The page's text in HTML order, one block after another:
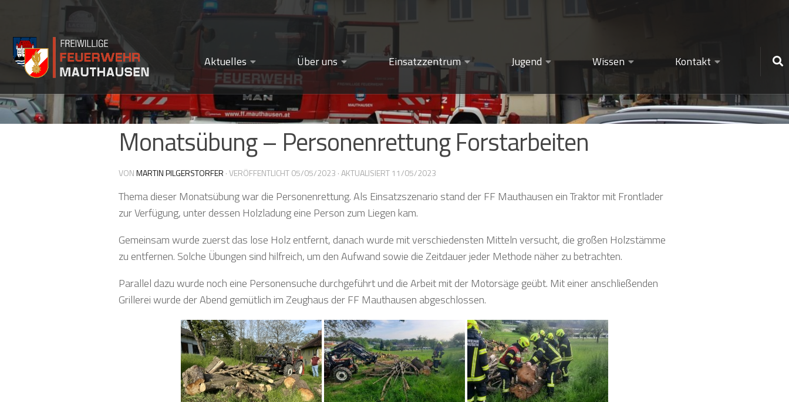
Zum Inhalt springen
Aktuelles Über uns Einsatzzentrum Jugend Wissen Kontakt
Monatsübung – Personenrettung Forstarbeiten
VONMARTIN PILGERSTORFER · VERÖFFENTLICHT05/05/2023 · AKTUALISIERT11/05/2023
Thema dieser Monatsübung war die Personenrettung. Als Einsatzszenario stand der FF Mauthausen ein Traktor mit Frontlader
zur Verfügung, unter dessen Holzladung eine Person zum Liegen kam.
Gemeinsam wurde zuerst das lose Holz entfernt, danach wurde mit verschiedensten Mitteln versucht, die großen Holzstämme
zu entfernen. Solche Übungen sind hilfreich, um den Aufwand sowie die Zeitdauer jeder Methode näher zu betrachten.
Parallel dazu wurde noch eine Personensuche durchgeführt und die Arbeit mit der Motorsäge geübt. Mit einer anschließenden
Grillerei wurde der Abend gemütlich im Zeughaus der FF Mauthausen abgeschlossen.